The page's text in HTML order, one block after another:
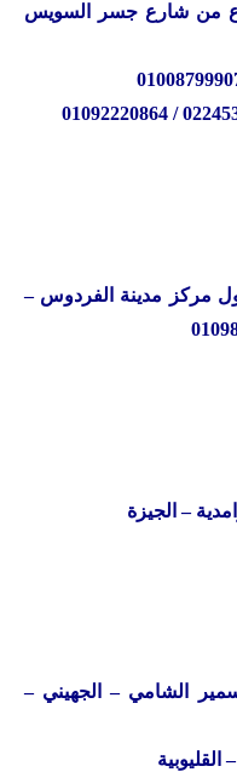
من شارع جسر السويس
مول مركز مدينة الفردوس –
– الجيزة
الشامي – الجهيني –